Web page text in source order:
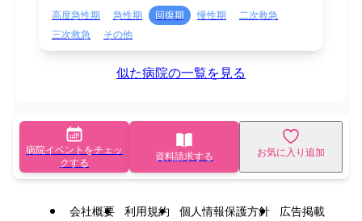
高度急性期 急性期 回復期 慢性期
二次救急
三次救急
その他
似た病院の一覧を見る
病院イベントをチェッ
クする
資料請求する お気に入り追加
会社概要 利用規約 個人情報保護方針
広告掲載